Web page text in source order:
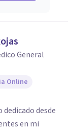
General
Online
desde
en mi